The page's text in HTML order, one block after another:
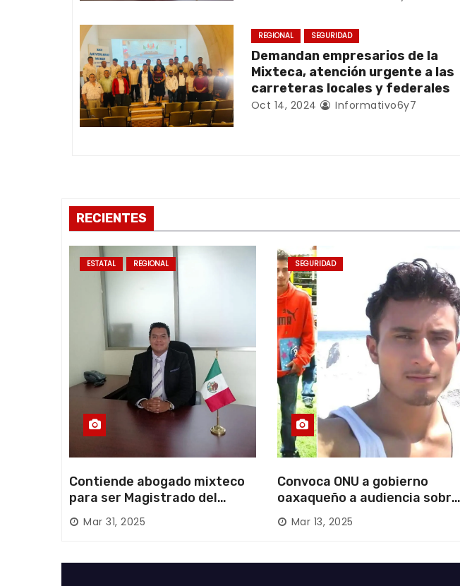
i
ó
n
d
n
t
r
s
REGIONAL SEGURIDAD
Demandan empresarios de la
Mixteca, atención urgente a las
carreteras locales y federales
Oct 14, 2024 Informativo6y7
RECIENTES
ESTATAL REGIONAL
Contiende abogado mixteco
para ser Magistrado del
Poder Judicial; es originario
de Huajuapan de León
Mar 31, 2025
SEGURIDAD
Convoca ONU a gobierno
oaxaqueño a audiencia sobre
desaparición forzada en la
Mixteca
Mar 13, 2025